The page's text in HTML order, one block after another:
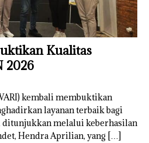
Kualitas
2026
kembali membuktikan
layanan terbaik bagi
ditunjukkan melalui keberhasilan
Hendra Aprilian, yang […]